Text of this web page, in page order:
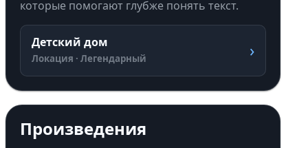
которые помогают глубже понять текст.
Детский дом
Локация · Легендарный ›
Произведения